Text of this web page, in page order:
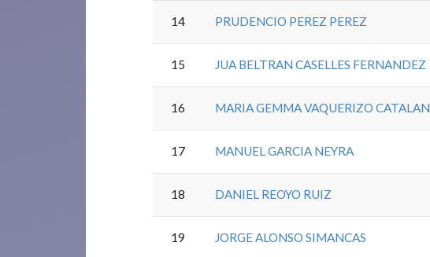
14 PRUDENCIO PEREZ PEREZ
15 JUA BELTRAN CASELLES FERNANDEZ
16 MARIA GEMMA VAQUERIZO CATALAN
17 MANUEL GARCIA NEYRA
18 DANIEL REOYO RUIZ
19 JORGE ALONSO SIMANCAS